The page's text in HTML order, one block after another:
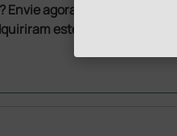
agora a sua questão aos
este produto.